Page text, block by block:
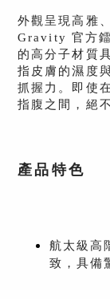
外觀呈現高雅
Gravity 官方
的高分子材質
指皮膚的濕度
抓握力。即使
指腹之間，絕
產品特色
航太級高
致，具備